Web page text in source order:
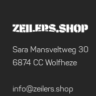
Sara Mansveltweg 30
6874 CC Wolfheze
info@zeilers.shop